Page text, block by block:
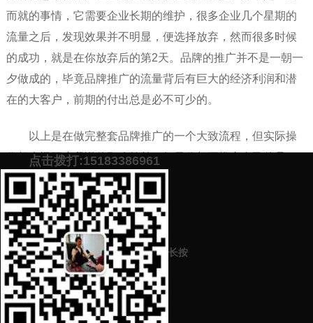
而就的事情，它需要企业长期的维护，很多企业几个星期的
流量之后，发现效果并不明显，便选择放弃，然而很多时候
的成功，就是在你放弃后的第2天。品牌的推广并不是一朝一
夕做成的，毕竟品牌推广的流量背后有巨大的经济利润和潜
在的大客户，前期的付出总是必不可少的。
以上是在做完整套品牌推广的一个大致流程，但实际操
作起来远不止我说的那么简单，如果你想要推广自己的品
牌，不妨现在联系我们，也欢迎和我们咨询更多关于营销策
划方面的知识。
预约营销老师 添加微信号：scyxch
案！
上一篇：如何推广自己的产品？学会推广方式就够了！
下一篇：好产品如何推广？如何有效推广产品？
点击拨打:15183386961
长按